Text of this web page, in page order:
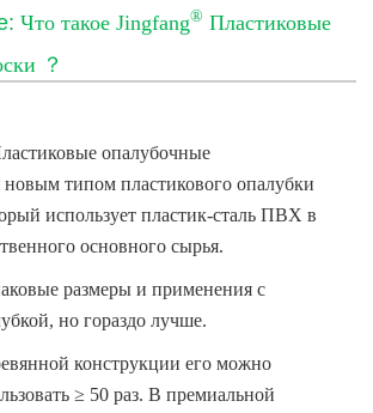
Что такое Jingfang® Пластиковые
？
опалубочные
новым типом пластикового опалубки
использует пластик-сталь ПВХ в
основного сырья.
размеры и применения с
но гораздо лучше.
конструкции его можно
≥ 50 раз. В премиальной